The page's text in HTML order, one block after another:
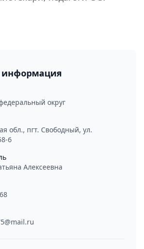
информация
округ
обл., пгт. Свободный, ул.
6
Алексеевна